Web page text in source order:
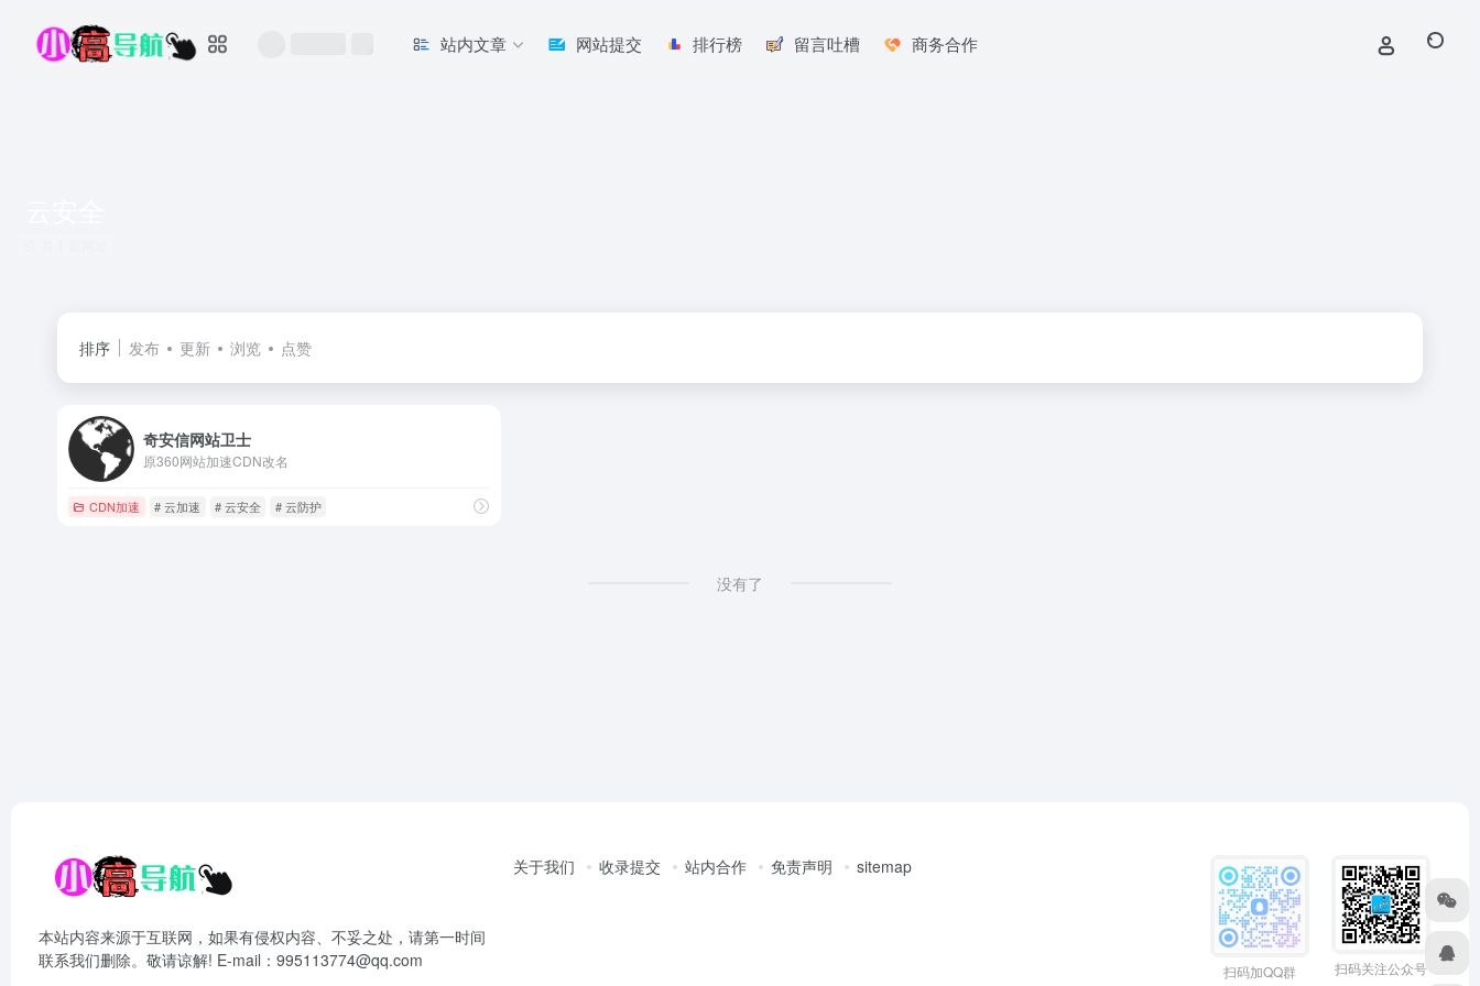
站内文章 网站提交 排行榜 留言吐槽 商务合作
排序 发布 更新 浏览 点赞
奇安信网站卫士
原360网站加速CDN改名
CDN加速 # 云加速 # 云安全 # 云防护
没有了
本站内容来源于互联网，如果有侵权内容、不妥之处，请第一时间
联系我们删除。敬请谅解! E-mail：995113774@qq.com
关于我们 收录提交 站内合作 免责声明 sitemap
扫码加QQ群 扫码关注公众号